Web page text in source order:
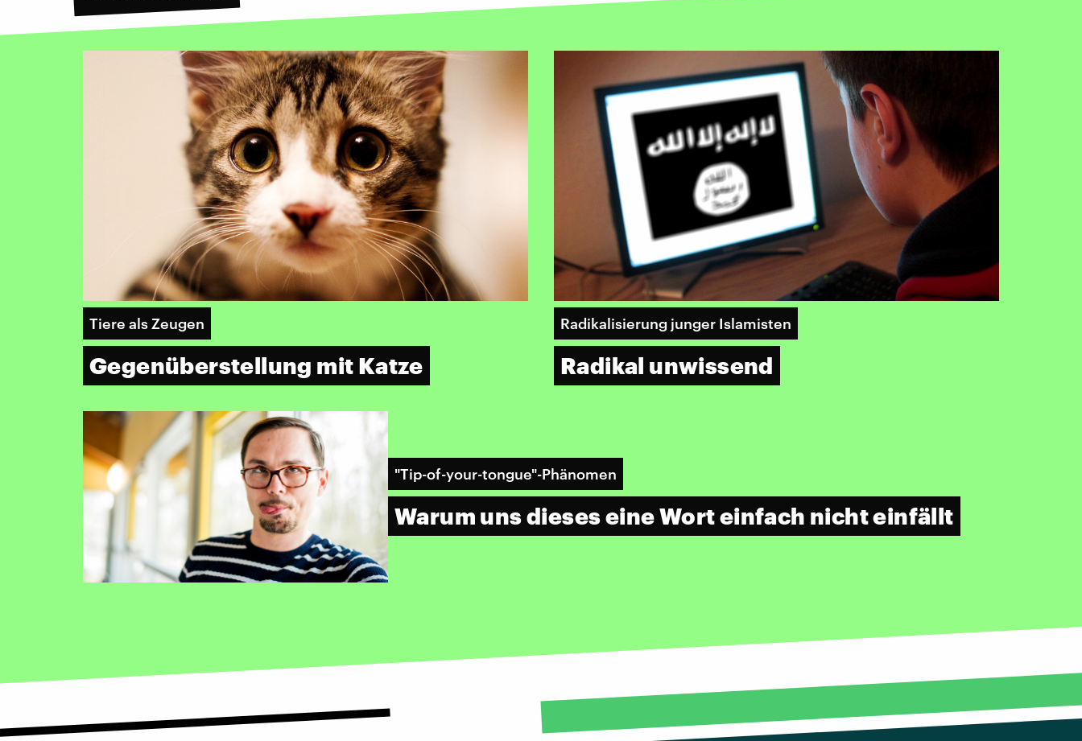
Tiere als Zeugen
Gegenüberstellung mit Katze
Radikalisierung junger Islamisten
Radikal unwissend
"Tip-of-your-tongue"-Phänomen
Warum uns dieses eine Wort einfach nicht einfällt